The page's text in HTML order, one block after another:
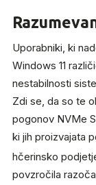
Uporabniki, ki
Windows 11
nestabilnosti
Zdi se, da so te
pogonov NVMe
ki jih proizvajata
hčerinsko
povzročila